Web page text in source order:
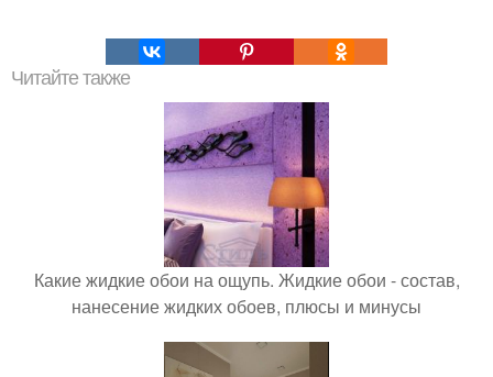
Читайте также
Какие жидкие обои на ощупь. Жидкие обои - состав,
нанесение жидких обоев, плюсы и минусы